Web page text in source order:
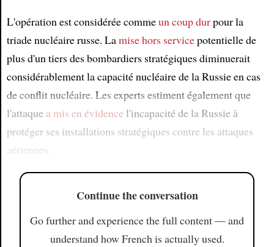
L'opération est considérée commeun coup durpour la
triade nucléaire russe. Lamise hors servicepotentielle de
plus d'un tiers des bombardiers stratégiques diminuerait
considérablement la capacité nucléaire de la Russie en cas
de conflit nucléaire. Les experts estiment également que
l'attaque a mis en évidencel'incapacité de la Russie à
protéger ses installations stratégiques contre les attaques
aériennes.
Continue the conversation
Go further and experience the full content — and
understand how French is actually used.